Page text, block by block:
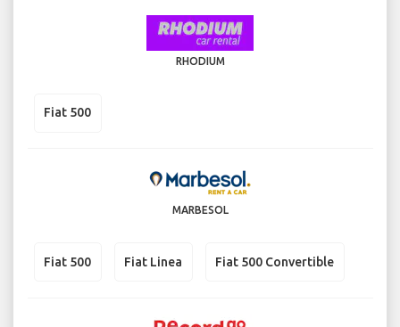
RHODIUM
Fiat 500
MARBESOL
Fiat 500 Fiat Linea Fiat 500 Convertible